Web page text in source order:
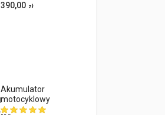
390,00 zł
Akumulator
motocyklowy
Landport YB4L-B 12V